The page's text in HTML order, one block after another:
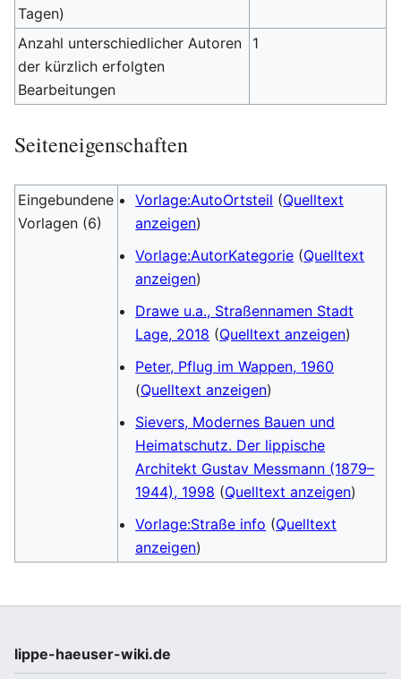
Tagen)
Anzahl unterschiedlicher Autoren
der kürzlich erfolgten
Bearbeitungen
1
Seiteneigenschaften
Eingebundene
Vorlagen (6)
Vorlage:AutoOrtsteil (Quelltext
anzeigen)
Vorlage:AutorKategorie (Quelltext
anzeigen)
Drawe u.a., Straßennamen Stadt
Lage, 2018 (Quelltext anzeigen)
Peter, Pflug im Wappen, 1960
(Quelltext anzeigen)
Sievers, Modernes Bauen und
Heimatschutz. Der lippische
Architekt Gustav Messmann (1879–
1944), 1998 (Quelltext anzeigen)
Vorlage:Straße info (Quelltext
anzeigen)
lippe-haeuser-wiki.de